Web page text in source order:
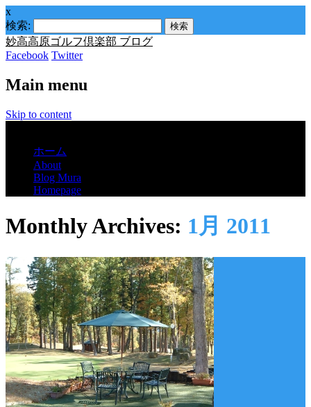
x
検索:
妙高高原ゴルフ倶楽部 ブログ
Facebook Twitter
Main menu
Skip to content
ホーム
About
Blog Mura
Homepage
Monthly Archives: 1月 2011